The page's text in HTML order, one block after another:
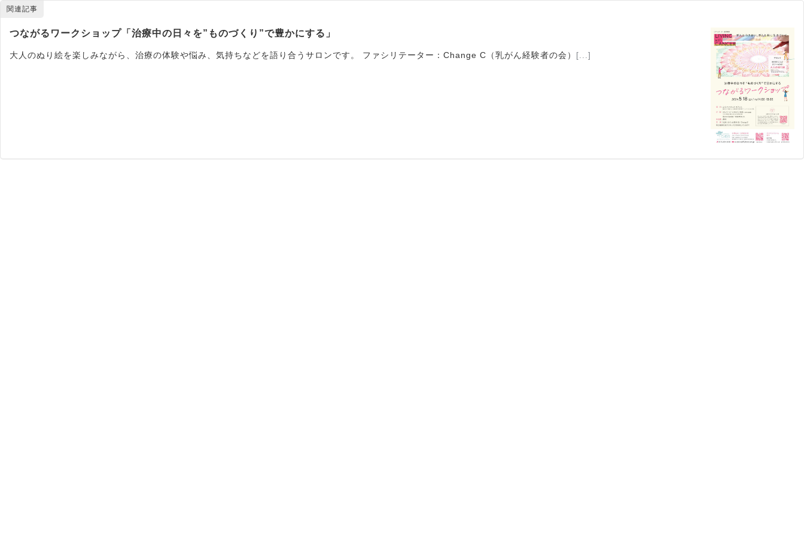
関連記事
つながるワークショップ「治療中の日々を”ものづくり”で豊かにする」
大人のぬり絵を楽しみながら、治療の体験や悩み、気持ちなどを語り合うサロンです。 ファシリテーター：Change C（乳がん経験者の会） [...]